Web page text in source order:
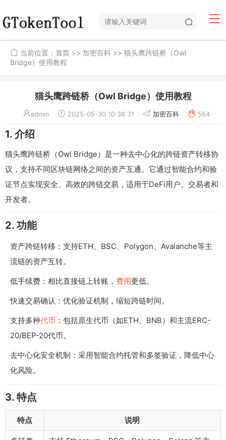
当前位置： 首页 >> 加密百科 >> 猫头鹰跨链桥（Owl
Bridge）使用教程
猫头鹰跨链桥（Owl Bridge）使用教程
admin 2025-05-30 10:38:31 加密百科 564
1. 介绍
猫头鹰跨链桥（Owl Bridge）是一种去中心化的跨链资产转移协
议，支持不同区块链网络之间的资产互通。它通过智能合约和验
证节点实现安全、高效的跨链交易，适用于DeFi用户、交易者和
开发者。
2. 功能
资产跨链转移：支持ETH、BSC、Polygon、Avalanche等主
流链的资产互转。
低手续费：相比直接链上转账， 费用更低。
快速交易确认：优化验证机制，缩短跨链时间。
支持多种代币 ：包括原生代币（如ETH、BNB）和主流ERC-
20/BEP-20代币。
去中心化安全机制：采用智能合约托管和多签验证，降低中心
化风险。
3. 特点
特点 说明